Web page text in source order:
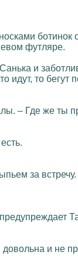
ботинок
футляре.
и
то бегут
– Где же ты
за встречу.
и не